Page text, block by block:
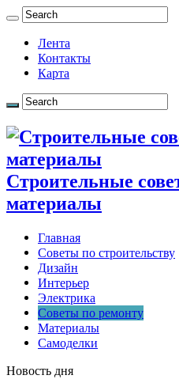
Лента
Контакты
Карта
Строительные
материалы
Главная
Советы по строительству
Дизайн
Интерьер
Электрика
Советы по ремонту
Материалы
Самоделки
Новость дня